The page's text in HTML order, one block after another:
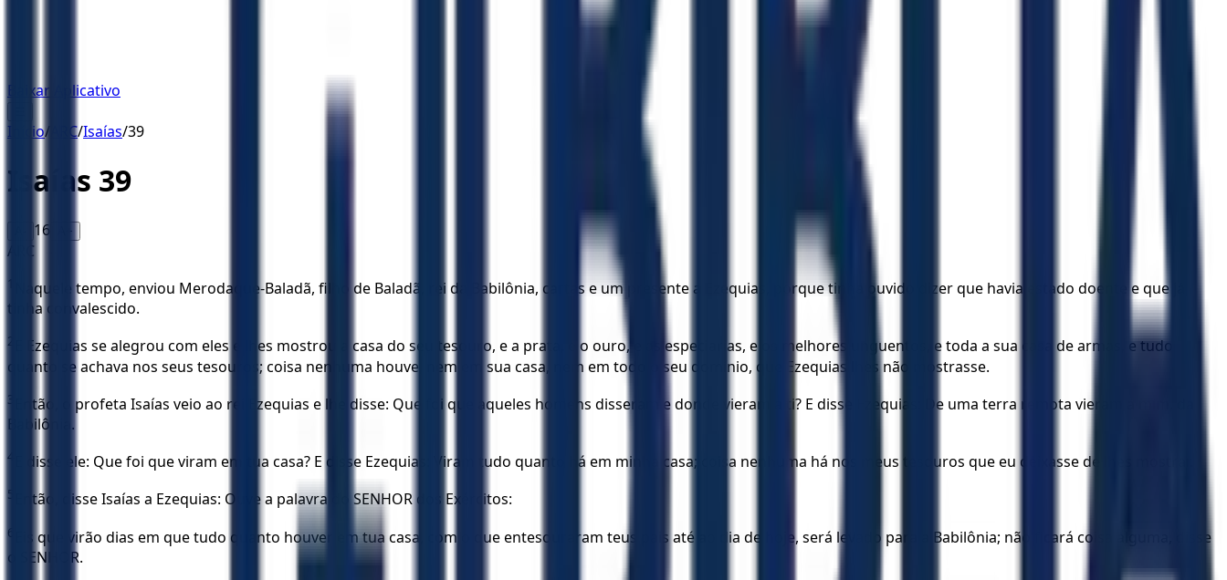
Baixar Aplicativo
Início/ ARC/Isaías/39
Isaías 39
16 A+
ARC
1
Naquele tempo, enviou Merodaque-Baladã, filho de Baladã, rei da Babilônia, cartas e um presente a Ezequias, porque tinha ouvido dizer que havia estado doente e que já
tinha convalescido.
2
E Ezequias se alegrou com eles e lhes mostrou a casa do seu tesouro, e a prata, e o ouro, e as especiarias, e os melhores unguentos, e toda a sua casa de armas, e tudo
quanto se achava nos seus tesouros; coisa nenhuma houve, nem em sua casa, nem em todo o seu domínio, que Ezequias lhes não mostrasse.
3
Então, o profeta Isaías veio ao rei Ezequias e lhe disse: Que foi que aqueles homens disseram e donde vieram a ti? E disse Ezequias: De uma terra remota vieram a mim, da
Babilônia.
4 E disse ele: Que foi que viram em tua casa? E disse Ezequias: Viram tudo quanto há em minha casa; coisa nenhuma há nos meus tesouros que eu deixasse de lhes mostrar.
5 Então, disse Isaías a Ezequias: Ouve a palavra do SENHOR dos Exércitos:
6
Eis que virão dias em que tudo quanto houver em tua casa, com o que entesouraram teus pais até ao dia de hoje, será levado para a Babilônia; não ficará coisa alguma, disse
o SENHOR.